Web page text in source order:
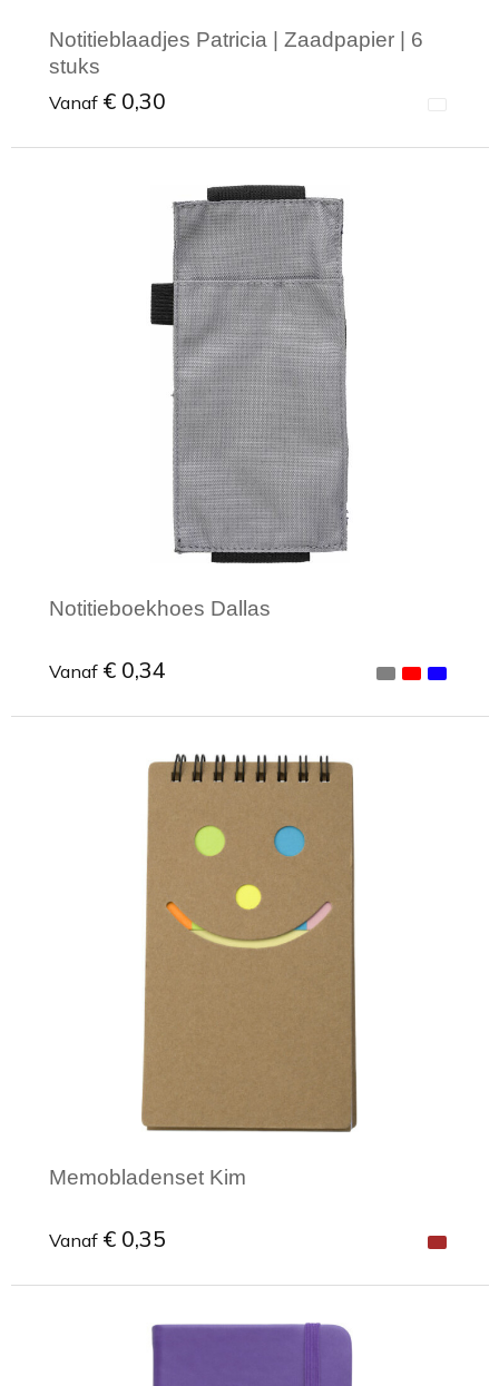
Notitieblaadjes Patricia | Zaadpapier | 6
stuks
Vanaf € 0,30
Minimale afname: 1
Notitieboekhoes Dallas
Vanaf € 0,34
Memobladenset Kim
Vanaf € 0,35